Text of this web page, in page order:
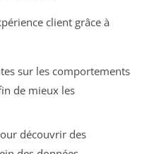
client grâce à
sur les comportements
de mieux les
découvrir des